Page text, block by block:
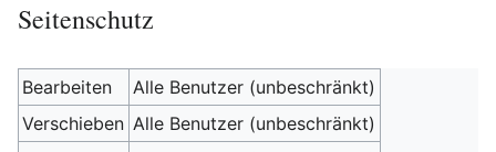
Seitenschutz
Bearbeiten
Alle Benutzer (unbeschränkt)
Verschieben Alle Benutzer (unbeschränkt)